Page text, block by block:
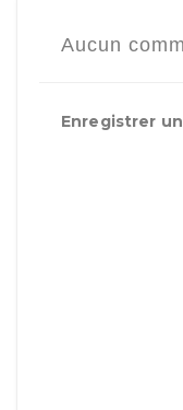
Aucun
Enregistrer